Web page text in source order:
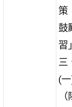
策
鼓
習
三
(